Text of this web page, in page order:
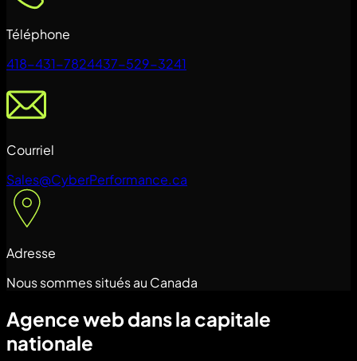
Téléphone
418-431-7824437-529-3241
Courriel
Sales@CyberPerformance.ca
Adresse
Nous sommes situés au Canada
Agence web dans la capitale
nationale